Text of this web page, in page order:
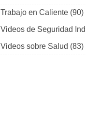
Trabajo en Caliente (90)
Videos de Seguridad
Videos sobre Salud (83)